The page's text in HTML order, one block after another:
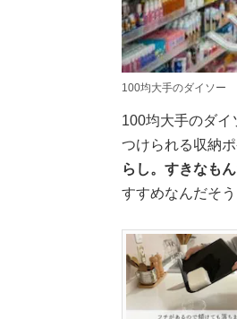
100均大手のダイソー
100均大手のダイ
つけられる収納ポ
らし。すきなも
すすめなんだそ